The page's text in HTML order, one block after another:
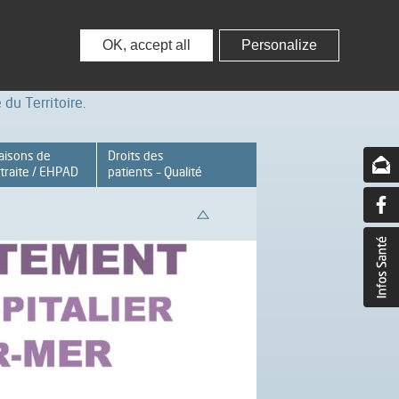
du Territoire.
de
/ EHPAD
Droits des
patients – Qualité
OK, accept all Personalize